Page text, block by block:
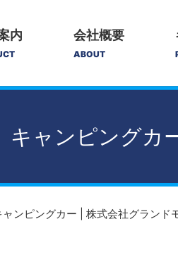
内 会社概要
ABOUT
キャンピングカ
ャンピングカー | 株式会社グランド